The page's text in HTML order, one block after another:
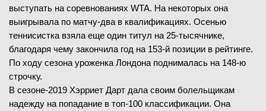
выступать на соревнованиях WTA. На некоторых она
выигрывала по матчу-два в квалификациях. Осенью
теннисистка взяла еще один титул на 25-тысячнике,
благодаря чему закончила год на 153-й позиции в рейтинге.
По ходу сезона уроженка Лондона поднималась на 148-ю
строчку.
В сезоне-2019 Хэрриет Дарт дала своим болельщикам
надежду на попадание в топ-100 классификации. Она